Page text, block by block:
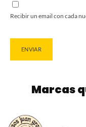
Recibir un email con cada
Marcas